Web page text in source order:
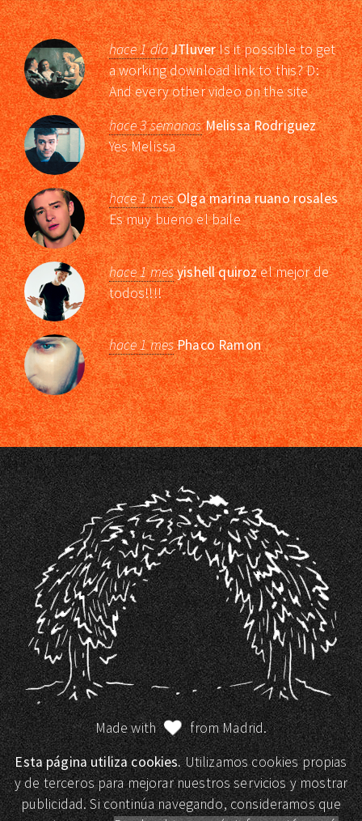
hace 1 díaJTluverIs it possible to get
a working download link to this? D:
And every other video on the site
hace 3 semanasMelissa Rodriguez
Yes Melissa
hace 1 mesOlga marina ruano rosales
Es muy bueno el baile
hace 1 mesyishell quirozel mejor de
todos!!!!
hace 1 mesPhaco Ramon
Made with
from Madrid.
Esta página utiliza cookies.Utilizamos cookies propias
y de terceros para mejorar nuestros servicios y mostrar
publicidad. Si continúa navegando, consideramos que